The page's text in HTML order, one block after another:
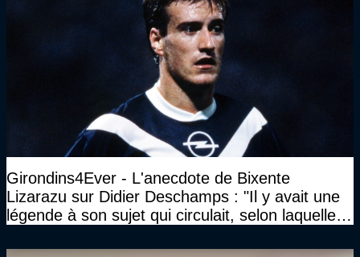
Girondins4Ever - L'anecdote de Bixente
Lizarazu sur Didier Deschamps : "Il y avait une
légende à son sujet qui circulait, selon laquelle il